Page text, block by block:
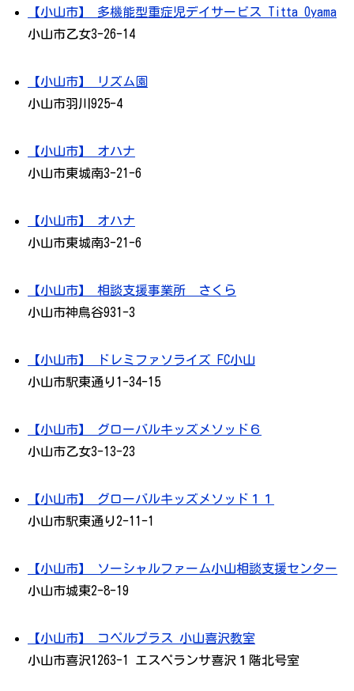
【小山市】 多機能型重症児デイサービス Titta Oyama
小山市乙女3-26-14
【小山市】 リズム園
小山市羽川925-4
【小山市】 オハナ
小山市東城南3-21-6
【小山市】 オハナ
小山市東城南3-21-6
【小山市】 相談支援事業所 さくら
小山市神鳥谷931-3
【小山市】 ドレミファソライズ FC小山
小山市駅東通り1-34-15
【小山市】 グローバルキッズメソッド６
小山市乙女3-13-23
【小山市】 グローバルキッズメソッド１１
小山市駅東通り2-11-1
【小山市】 ソーシャルファーム小山相談支援センター
小山市城東2-8-19
【小山市】 コペルプラス 小山喜沢教室
小山市喜沢1263-1 エスペランサ喜沢１階北号室